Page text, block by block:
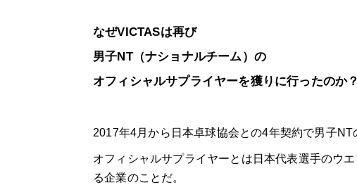
なぜVICTASは再び
男子NT（ナショナルチーム）の
オフィシャルサプライヤーを獲りに行ったのか？
2017年4月から日本卓球協会との4年契約で男子
オフィシャルサプライヤーとは日本代表選手のウ
る企業のことだ。